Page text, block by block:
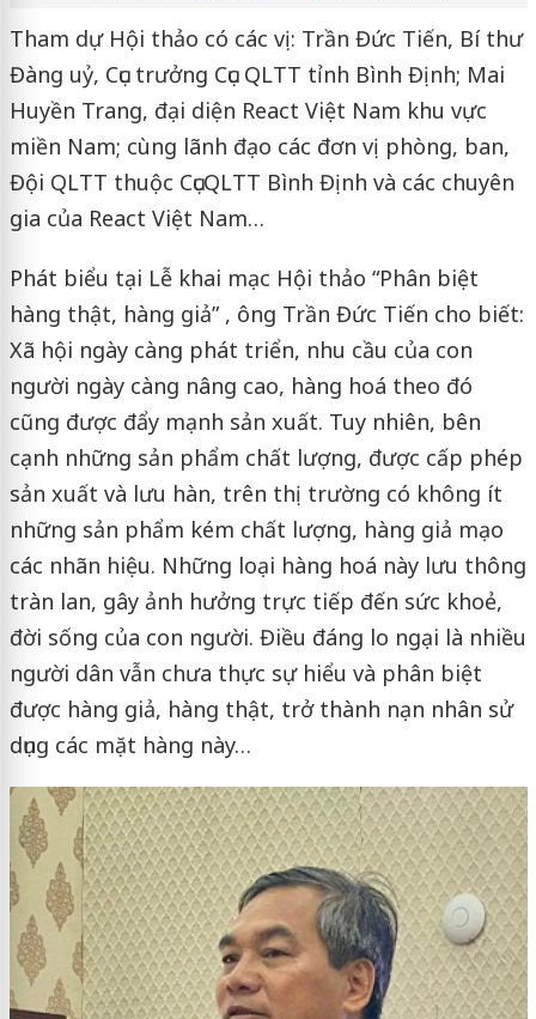
Tham dự Hội thảo có các vị: Trần Đức Tiến, Bí thư
Đàng uỷ, Cục trưởng Cục QLTT tỉnh Bình Định; Mai
Huyền Trang, đại diện React Việt Nam khu vực
miền Nam; cùng lãnh đạo các đơn vị phòng, ban,
Đội QLTT thuộc CụcQLTT Bình Định và các chuyên
gia của React Việt Nam…
Phát biểu tại Lễ khai mạc Hội thảo “Phân biệt
hàng thật, hàng giả” , ông Trần Đức Tiến cho biết:
Xã hội ngày càng phát triển, nhu cầu của con
người ngày càng nâng cao, hàng hoá theo đó
cũng được đẩy mạnh sản xuất. Tuy nhiên, bên
cạnh những sản phẩm chất lượng, được cấp phép
sản xuất và lưu hàn, trên thị trường có không ít
những sản phẩm kém chất lượng, hàng giả mạo
các nhãn hiệu. Những loại hàng hoá này lưu thông
tràn lan, gây ảnh hưởng trực tiếp đến sức khoẻ,
đời sống của con người. Điều đáng lo ngại là nhiều
người dân vẫn chưa thực sự hiểu và phân biệt
được hàng giả, hàng thật, trở thành nạn nhân sử
dụng các mặt hàng này…